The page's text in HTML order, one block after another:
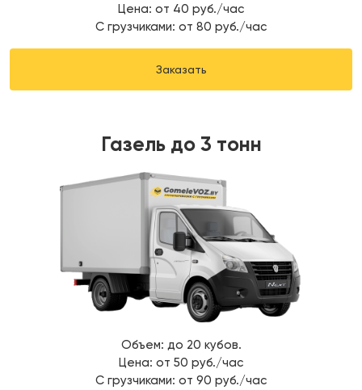
Цена: от 40 руб./час
С грузчиками: от 80 руб./час
Заказать
Газель до 3 тонн
Объем: до 20 кубов.
Цена: от 50 руб./час
С грузчиками: от 90 руб./час